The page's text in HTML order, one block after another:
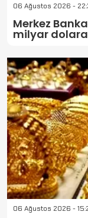
06 Ağustos 2026 -
Merkez
milyar
06 Ağustos 2026 -